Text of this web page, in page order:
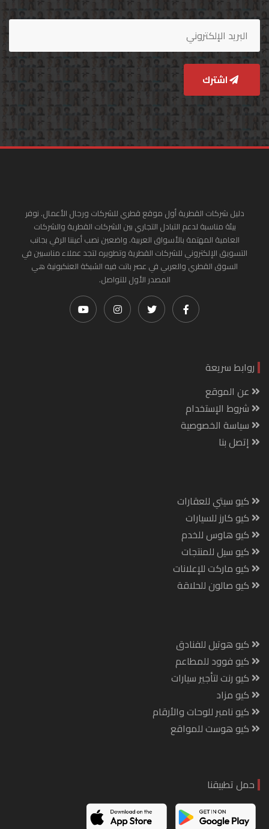
اشترك
دليل شركات القطرية أول موقع قطري للشركات ورجال الأعمال. نوفر
بيئة مناسبة لدعم التبادل التجاري بين الشركات القطرية والشركات
العامية المهتمة بالأسواق العربية. واضعين نصب أعيننا الرقي بجانب
التسويق الإلكتروني للشركات القطرية وتطويره لتجد عملاء مناسبين في
السوق القطري والعربي في عصر باتت فيه الشبكة العنكبونية هي
المصدر الأول للتواصل.
روابط سريعة
عن الموقع
شروط الإستخدام
سياسة الخصوصية
إتصل بنا
كيو سيتي للعقارات
كيو كارز للسيارات
كيو هاوس للخدم
كيو سيل للمنتجات
كيو ماركت للإعلانات
كيو صالون للحلاقة
كيو هوتيل للفنادق
كيو فوود للمطاعم
كيو رنت لتأجير سيارات
كيو مزاد
كيو نامبر للوحات والأرقام
كيو هوست للمواقع
حمل تطبيقنا